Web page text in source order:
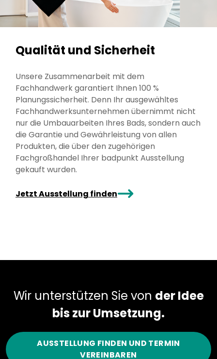
Qualität und Sicherheit
Unsere Zusammenarbeit mit dem
Fachhandwerk garantiert Ihnen 100 %
Planungssicherheit. Denn Ihr ausgewähltes
Fachhandwerksunternehmen übernimmt nicht
nur die Umbauarbeiten Ihres Bads, sondern auch
die Garantie und Gewährleistung von allen
Produkten, die über den zugehörigen
Fachgroßhandel Ihrer badpunkt Ausstellung
gekauft wurden.
Jetzt Ausstellung findenarrowRight
Wir unterstützen Sie von der Idee
bis zur Umsetzung.
AUSSTELLUNG FINDEN UND TERMIN
VEREINBAREN